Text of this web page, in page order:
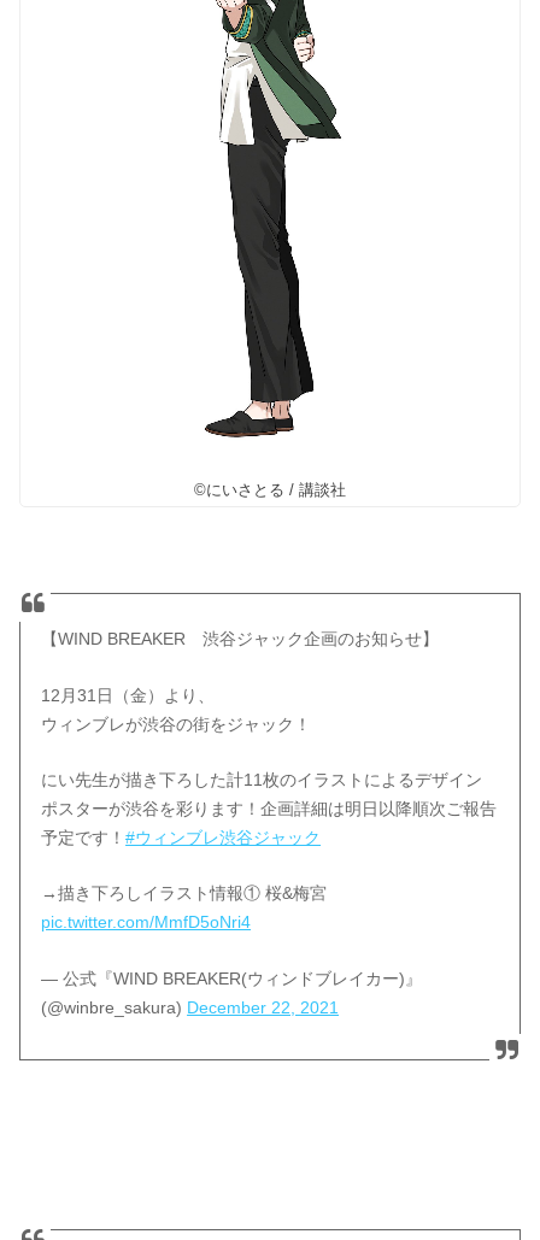
©にいさとる / 講談社
【WIND BREAKER 渋谷ジャック企画のお知らせ】
12月31日（金）より、
ウィンブレが渋谷の街をジャック！
にい先生が描き下ろした計11枚のイラストによるデザイン
ポスターが渋谷を彩ります！企画詳細は明日以降順次ご報告
予定です！#ウィンブレ渋谷ジャック
→描き下ろしイラスト情報① 桜&梅宮
pic.twitter.com/MmfD5oNri4
— 公式『WIND BREAKER(ウィンドブレイカー)』
(@winbre_sakura) December 22, 2021